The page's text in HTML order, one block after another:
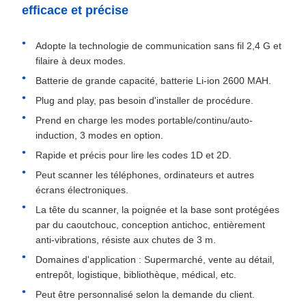
efficace et précise
Adopte la technologie de communication sans fil 2,4 G et
filaire à deux modes.
Batterie de grande capacité, batterie Li-ion 2600 MAH.
Plug and play, pas besoin d'installer de procédure.
Prend en charge les modes portable/continu/auto-
induction, 3 modes en option.
Rapide et précis pour lire les codes 1D et 2D.
Peut scanner les téléphones, ordinateurs et autres
écrans électroniques.
La tête du scanner, la poignée et la base sont protégées
par du caoutchouc, conception antichoc, entièrement
anti-vibrations, résiste aux chutes de 3 m.
Domaines d'application : Supermarché, vente au détail,
entrepôt, logistique, bibliothèque, médical, etc.
Peut être personnalisé selon la demande du client.